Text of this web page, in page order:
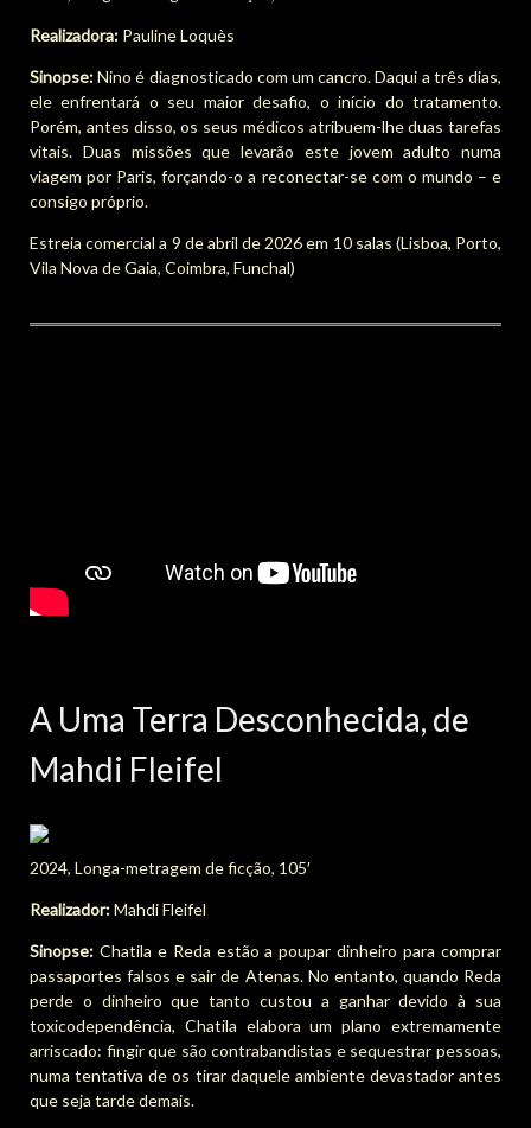
Realizadora: Pauline Loquès
Sinopse:Nino é diagnosticado com um cancro. Daqui a três dias,
ele enfrentará o seu maior desafio, o início do tratamento.
Porém, antes disso, os seus médicos atribuem-lhe duas tarefas
vitais. Duas missões que levarão este jovem adulto numa
viagem por Paris, forçando-o a reconectar-se com o mundo – e
consigo próprio.
Estreia comercial a 9 de abril de 2026 em 10 salas (Lisboa, Porto,
Vila Nova de Gaia, Coimbra, Funchal)
A Uma Terra Desconhecida, de
Mahdi Fleifel
2024, Longa-metragem de ficção, 105′
Realizador:Mahdi Fleifel
Sinopse: Chatila e Reda estão a poupar dinheiro para comprar
passaportes falsos e sair de Atenas. No entanto, quando Reda
perde o dinheiro que tanto custou a ganhar devido à sua
toxicodependência, Chatila elabora um plano extremamente
arriscado: fingir que são contrabandistas e sequestrar pessoas,
numa tentativa de os tirar daquele ambiente devastador antes
que seja tarde demais.